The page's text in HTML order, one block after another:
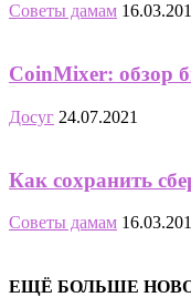
Советы дамам
CoinMixer: обзор
Досуг 24.07.2021
Как сохранить
Советы дамам
ЕЩЁ БОЛЬШЕ